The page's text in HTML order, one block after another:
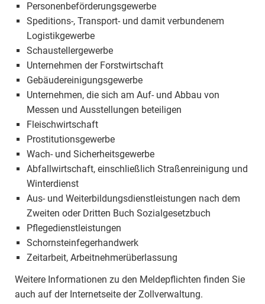
Personenbeförderungsgewerbe
Speditions-, Transport- und damit verbundenem
Logistikgewerbe
Schaustellergewerbe
Unternehmen der Forstwirtschaft
Gebäudereinigungsgewerbe
Unternehmen, die sich am Auf- und Abbau von
Messen und Ausstellungen beteiligen
Fleischwirtschaft
Prostitutionsgewerbe
Wach- und Sicherheitsgewerbe
Abfallwirtschaft, einschließlich Straßenreinigung und
Winterdienst
Aus- und Weiterbildungsdienstleistungen nach dem
Zweiten oder Dritten Buch Sozialgesetzbuch
Pflegedienstleistungen
Schornsteinfegerhandwerk
Zeitarbeit, Arbeitnehmerüberlassung
Weitere Informationen zu den Meldepflichten finden Sie
auch auf der Internetseite der Zollverwaltung.